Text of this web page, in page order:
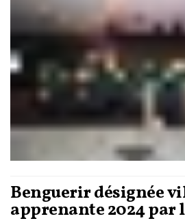
Benguerir désignée
apprenante 2024 par